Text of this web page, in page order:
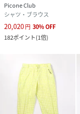
Picone Club
シャツ・ブラウス
20,020円 30%OFF
182ポイント(1倍)